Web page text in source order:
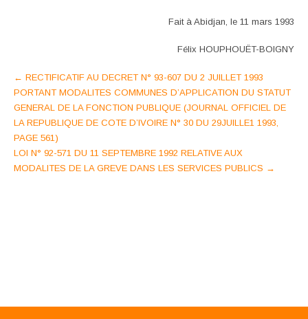
Fait à Abidjan, le 11 mars 1993
Félix HOUPHOUËT-BOIGNY
Post
navigation
← RECTIFICATIF AU DECRET N° 93-607 DU 2 JUILLET 1993
PORTANT MODALITES COMMUNES D’APPLICATION DU STATUT
GENERAL DE LA FONCTION PUBLIQUE (JOURNAL OFFICIEL DE
LA REPUBLIQUE DE COTE D’IVOIRE N° 30 DU 29JUILLE1 1993,
PAGE 561)
LOI N° 92-571 DU 11 SEPTEMBRE 1992 RELATIVE AUX
MODALITES DE LA GREVE DANS LES SERVICES PUBLICS →